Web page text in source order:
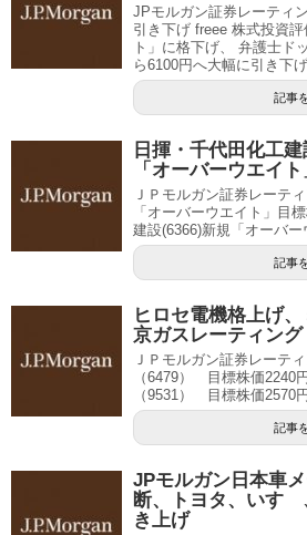
JPモルガン証券レーティ
引き下げ freee 株式投資
ト」に格下げ、 弁護士ド
ら6100円へ大幅に引き下げ
記事
日揮・千代田化工
「オーバーウエイト
ＪＰモルガン証券レーテ
「オーバーウエイト」目
建設(6366)新規「オーバー
記事
ヒロセ電機格上げ
京ガスレーティング
ＪＰモルガン証券レーテ
（6479） 目標株価2240
（9531） 目標株価2570
記事
JPモルガン日本車
断、トヨタ、いす
き上げ